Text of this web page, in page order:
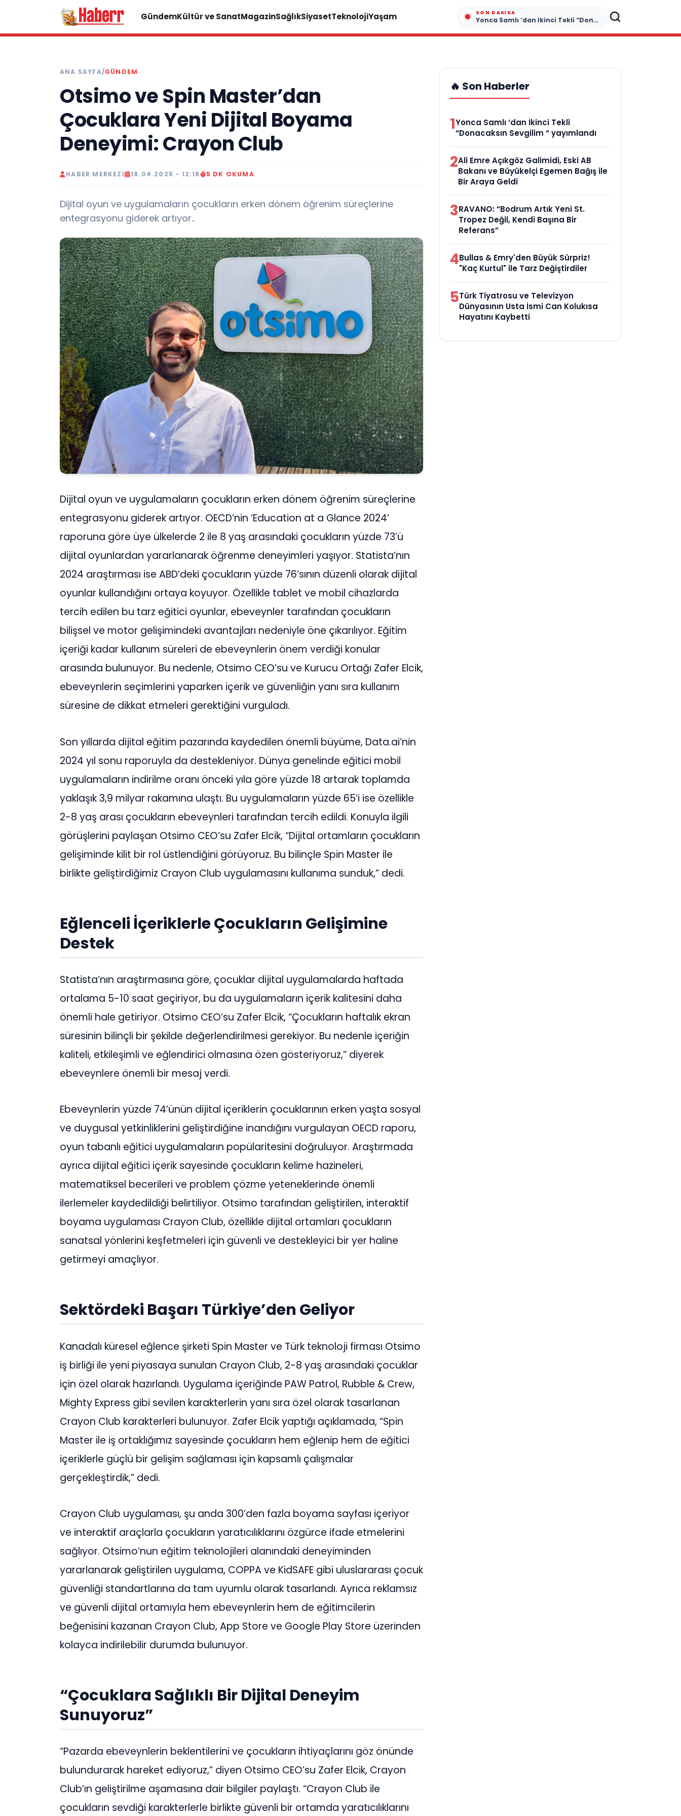
GündemKültür ve SanatMagazinSağlıkSiyasetTeknolojiYaşam SON DAKIKA
Yonca Samlı ‘dan İkinci Tekli “Donacaksın Sevgilim “ yayımlandı
ANA SAYFA/GÜNDEM
Otsimo ve Spin Master’dan
Çocuklara Yeni Dijital Boyama
Deneyimi: Crayon Club
HABER MERKEZI 18.04.2025 - 12:18 5 DK OKUMA
Dijital oyun ve uygulamaların çocukların erken dönem öğrenim süreçlerine
entegrasyonu giderek artıyor..
Dijital oyun ve uygulamaların çocukların erken dönem öğrenim süreçlerine
entegrasyonu giderek artıyor. OECD’nin ‘Education at a Glance 2024’
raporuna göre üye ülkelerde 2 ile 8 yaş arasındaki çocukların yüzde 73’ü
dijital oyunlardan yararlanarak öğrenme deneyimleri yaşıyor. Statista’nın
2024 araştırması ise ABD’deki çocukların yüzde 76’sının düzenli olarak dijital
oyunlar kullandığını ortaya koyuyor. Özellikle tablet ve mobil cihazlarda
tercih edilen bu tarz eğitici oyunlar, ebeveynler tarafından çocukların
bilişsel ve motor gelişimindeki avantajları nedeniyle öne çıkarılıyor. Eğitim
içeriği kadar kullanım süreleri de ebeveynlerin önem verdiği konular
arasında bulunuyor. Bu nedenle, Otsimo CEO’su ve Kurucu Ortağı Zafer Elcik,
ebeveynlerin seçimlerini yaparken içerik ve güvenliğin yanı sıra kullanım
süresine de dikkat etmeleri gerektiğini vurguladı.
Son yıllarda dijital eğitim pazarında kaydedilen önemli büyüme, Data.ai’nin
2024 yıl sonu raporuyla da destekleniyor. Dünya genelinde eğitici mobil
uygulamaların indirilme oranı önceki yıla göre yüzde 18 artarak toplamda
yaklaşık 3,9 milyar rakamına ulaştı. Bu uygulamaların yüzde 65’i ise özellikle
2-8 yaş arası çocukların ebeveynleri tarafından tercih edildi. Konuyla ilgili
görüşlerini paylaşan Otsimo CEO’su Zafer Elcik, “Dijital ortamların çocukların
gelişiminde kilit bir rol üstlendiğini görüyoruz. Bu bilinçle Spin Master ile
birlikte geliştirdiğimiz Crayon Club uygulamasını kullanıma sunduk,” dedi.
Eğlenceli İçeriklerle Çocukların Gelişimine
Destek
Statista’nın araştırmasına göre, çocuklar dijital uygulamalarda haftada
ortalama 5-10 saat geçiriyor, bu da uygulamaların içerik kalitesini daha
önemli hale getiriyor. Otsimo CEO’su Zafer Elcik, “Çocukların haftalık ekran
süresinin bilinçli bir şekilde değerlendirilmesi gerekiyor. Bu nedenle içeriğin
kaliteli, etkileşimli ve eğlendirici olmasına özen gösteriyoruz,” diyerek
ebeveynlere önemli bir mesaj verdi.
Ebeveynlerin yüzde 74’ünün dijital içeriklerin çocuklarının erken yaşta sosyal
ve duygusal yetkinliklerini geliştirdiğine inandığını vurgulayan OECD raporu,
oyun tabanlı eğitici uygulamaların popülaritesini doğruluyor. Araştırmada
ayrıca dijital eğitici içerik sayesinde çocukların kelime hazineleri,
matematiksel becerileri ve problem çözme yeteneklerinde önemli
ilerlemeler kaydedildiği belirtiliyor. Otsimo tarafından geliştirilen, interaktif
boyama uygulaması Crayon Club, özellikle dijital ortamları çocukların
sanatsal yönlerini keşfetmeleri için güvenli ve destekleyici bir yer haline
getirmeyi amaçlıyor.
Sektördeki Başarı Türkiye’den Geliyor
Kanadalı küresel eğlence şirketi Spin Master ve Türk teknoloji firması Otsimo
iş birliği ile yeni piyasaya sunulan Crayon Club, 2-8 yaş arasındaki çocuklar
için özel olarak hazırlandı. Uygulama içeriğinde PAW Patrol, Rubble & Crew,
Mighty Express gibi sevilen karakterlerin yanı sıra özel olarak tasarlanan
Crayon Club karakterleri bulunuyor. Zafer Elcik yaptığı açıklamada, “Spin
Master ile iş ortaklığımız sayesinde çocukların hem eğlenip hem de eğitici
içeriklerle güçlü bir gelişim sağlaması için kapsamlı çalışmalar
gerçekleştirdik,” dedi.
Crayon Club uygulaması, şu anda 300’den fazla boyama sayfası içeriyor
ve interaktif araçlarla çocukların yaratıcılıklarını özgürce ifade etmelerini
sağlıyor. Otsimo’nun eğitim teknolojileri alanındaki deneyiminden
yararlanarak geliştirilen uygulama, COPPA ve KidSAFE gibi uluslararası çocuk
güvenliği standartlarına da tam uyumlu olarak tasarlandı. Ayrıca reklamsız
ve güvenli dijital ortamıyla hem ebeveynlerin hem de eğitimcilerin
beğenisini kazanan Crayon Club, App Store ve Google Play Store üzerinden
kolayca indirilebilir durumda bulunuyor.
“Çocuklara Sağlıklı Bir Dijital Deneyim
Sunuyoruz”
“Pazarda ebeveynlerin beklentilerini ve çocukların ihtiyaçlarını göz önünde
bulundurarak hareket ediyoruz,” diyen Otsimo CEO’su Zafer Elcik, Crayon
Club’ın geliştirilme aşamasına dair bilgiler paylaştı. “Crayon Club ile
çocukların sevdiği karakterlerle birlikte güvenli bir ortamda yaratıcılıklarını
🔥 Son Haberler
1Yonca Samlı ‘dan İkinci Tekli
“Donacaksın Sevgilim “ yayımlandı
2Ali Emre Açıkgöz Galimidi, Eski AB
Bakanı ve Büyükelçi Egemen Bağış ile
Bir Araya Geldi
3RAVANO: “Bodrum Artık Yeni St.
Tropez Değil, Kendi Başına Bir
Referans”
4Bullas & Emry'den Büyük Sürpriz!
"Kaç Kurtul" ile Tarz Değiştirdiler
5Türk Tiyatrosu ve Televizyon
Dünyasının Usta İsmi Can Kolukısa
Hayatını Kaybetti